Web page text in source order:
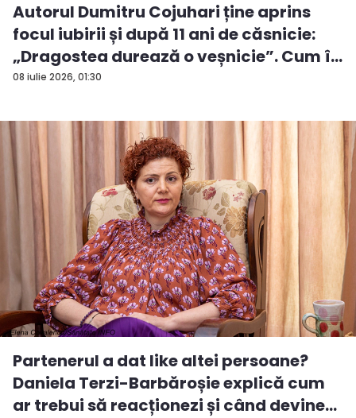
08 iulie 2026, 01:30
Autorul Dumitru Cojuhari ține aprins
focul iubirii și după 11 ani de căsnicie:
„Dragostea durează o veșnicie”. Cum î...
Partenerul a dat like altei persoane?
Daniela Terzi-Barbăroșie explică cum
ar trebui să reacționezi și când devine...